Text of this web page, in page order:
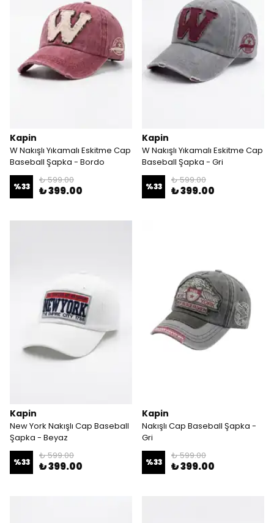
Kapin
W Nakışlı Yıkamalı Eskitme Cap
Baseball Şapka - Bordo
%33
₺ 599.00
₺ 399.00
Kapin
W Nakışlı Yıkamalı Eskitme Cap
Baseball Şapka - Gri
%33
₺ 599.00
₺ 399.00
Kapin
New York Nakışlı Cap Baseball
Şapka - Beyaz
%33
₺ 599.00
₺ 399.00
Kapin
Nakışlı Cap Baseball Şapka -
Gri
%33
₺ 599.00
₺ 399.00